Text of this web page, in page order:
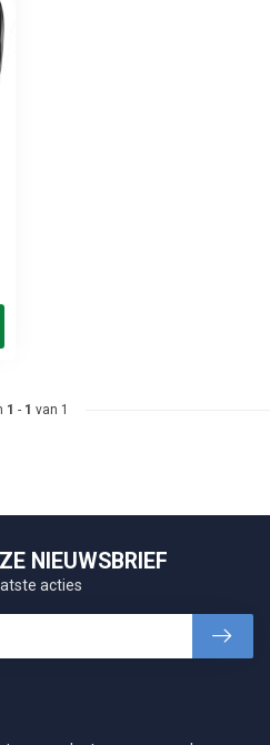
1 - 1 van 1
NIEUWSBRIEF
acties